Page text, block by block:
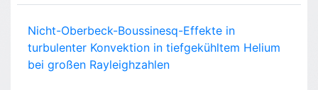
Nicht-Oberbeck-Boussinesq-Effekte in
turbulenter Konvektion in tiefgekühltem Helium
bei großen Rayleighzahlen